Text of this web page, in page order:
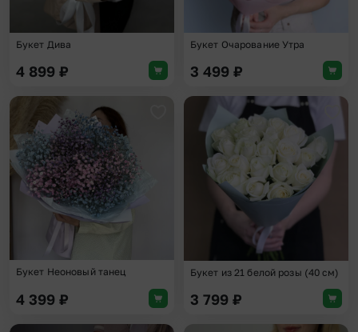
Букет Дива
4 899 ₽
Букет Очарование Утра
3 499 ₽
Добавить в избранное
Букет Неоновый танец
4 399 ₽
Букет из 21 белой розы (40 см)
3 799 ₽